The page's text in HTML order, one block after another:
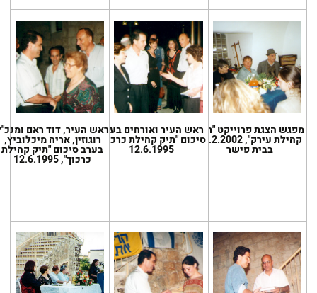
מפגש הצגת פרוייקט "תיק
קהילת עירק", 10.2.2002
בבית פישר
ראש העיר ואורחים בערב
סיכום "תיק קהילת כרכוך",
12.6.1995
ראש העיר, דוד ראם
רוגוזין, אריה מיכלוביץ,
בערב סיכום "תיק קהילת
כרכוך", 12.6.1995